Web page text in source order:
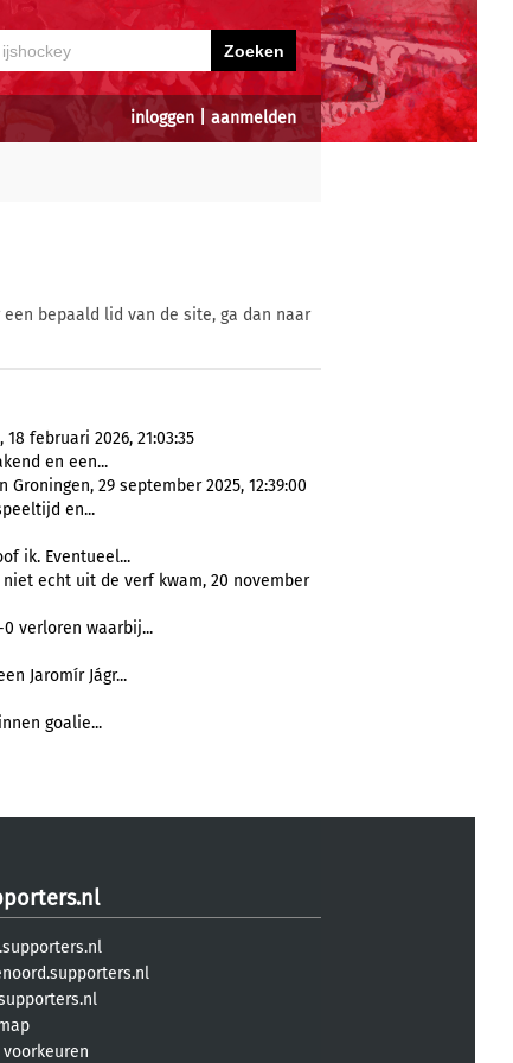
inloggen aanmelden
bepaald lid van de site, ga dan naar
februari 2026, 21:03:35
en een...
29 september 2025, 12:39:00
en...
ik. Eventueel...
echt uit de verf kwam, 20 november
verloren waarbij...
Jaromír Jágr...
goalie...